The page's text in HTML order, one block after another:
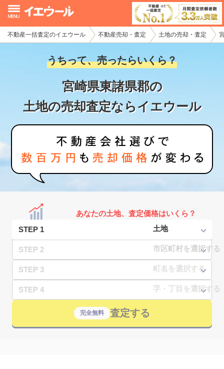
不動産一括査定のイエウール 不動産売却・査定 土地の売却・査定
うちって、売ったらいくら？
宮崎県東諸県郡の
土地の売却査定ならイエウール
あなたの土地、査定価格はいくら？
STEP 1
STEP 2
STEP 3
STEP 4
完全無料 査定する
イエウール加盟希望の不動産会社様
初めての方へ
不動産売却の流れ
不動産の売却・一括査定
家査定シミュレーター
お問い合わせ